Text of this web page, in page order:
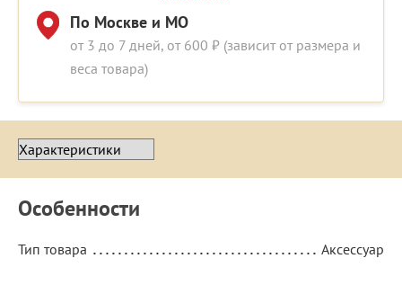
По Москве и МО
от 3 до 7 дней, от 600 ₽ (зависит от размера и
веса товара)
Особенности
Тип товара Аксессуар